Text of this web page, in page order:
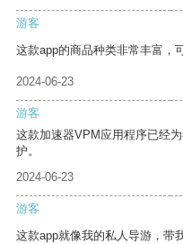
游客
这款app的商品种类非常丰富，
2024-06-23
游客
这款加速器VPM应用程序已经
护。
2024-06-23
游客
这款app就像我的私人导游，带